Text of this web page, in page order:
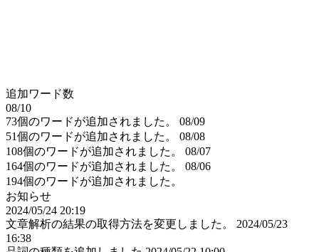
追加ワード数
08/10
73個のワードが追加されました。
08/09
51個のワードが追加されました。
08/08
108個のワードが追加されました。
08/07
164個のワードが追加されました。
08/06
194個のワードが追加されました。
お知らせ
2024/05/24 20:19
文章解析の結果の取得方法を変更しました。
2024/05/23
16:38